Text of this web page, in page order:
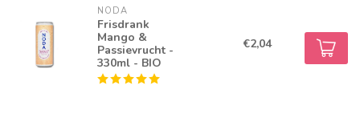
NODA
Frisdrank
Mango &
Passievrucht -
330ml - BIO
€2,04